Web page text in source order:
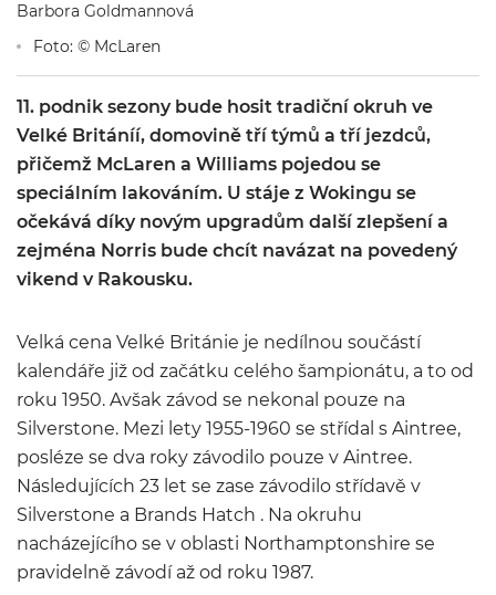
Barbora Goldmannová
Foto: © McLaren
11. podnik sezony bude hosit tradiční okruh ve
Velké Británíí, domovině tří týmů a tří jezdců,
přičemž McLaren a Williams pojedou se
speciálním lakováním. U stáje z Wokingu se
očekává díky novým upgradům další zlepšení a
zejména Norris bude chcít navázat na povedený
vikend v Rakousku.
Velká cena Velké Británie je nedílnou součástí
kalendáře již od začátku celého šampionátu, a to od
roku 1950. Avšak závod se nekonal pouze na
Silverstone. Mezi lety 1955-1960 se střídal s Aintree,
posléze se dva roky závodilo pouze v Aintree.
Následujících 23 let se zase závodilo střídavě v
Silverstone a Brands Hatch . Na okruhu
nacházejícího se v oblasti Northamptonshire se
pravidelně závodí až od roku 1987.